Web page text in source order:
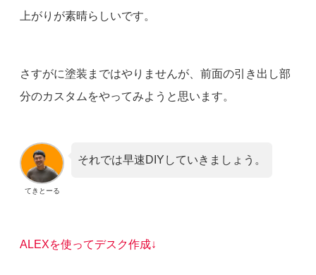
上がりが素晴らしいです。
さすがに塗装まではやりませんが、前面の引き出し部
分のカスタムをやってみようと思います。
てきとーる
それでは早速DIYしていきましょう。
ALEXを使ってデスク作成↓